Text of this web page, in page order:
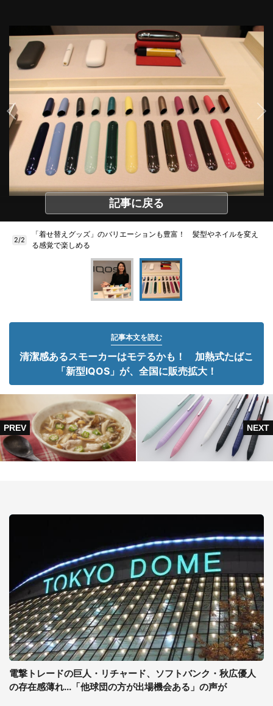
記事に戻る
2/2
「着せ替えグッズ」のバリエーションも豊富！ 髪型やネイルを変え
る感覚で楽しめる
記事本文を読む
清潔感あるスモーカーはモテるかも！ 加熱式たばこ
「新型IQOS」が、全国に販売拡大！
電撃トレードの巨人・リチャード、ソフトバンク・秋広優人
の存在感薄れ...「他球団の方が出場機会ある」の声が